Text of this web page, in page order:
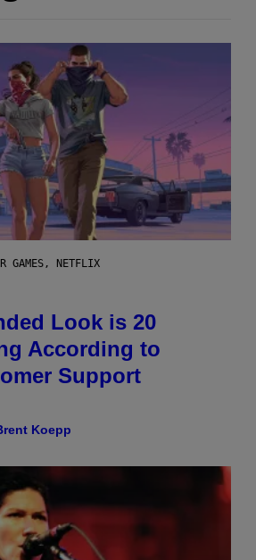
GAMES, NETFLIX
Look is 20
According to
Support
Koepp